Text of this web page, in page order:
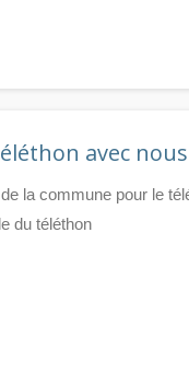
avec
la commune pour le
du téléthon